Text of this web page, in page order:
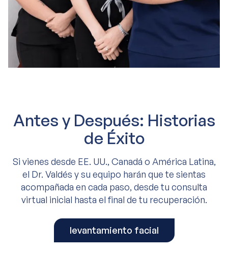
Antes y Después: Historias
de Éxito
Si vienes desde EE. UU., Canadá o América Latina,
el Dr. Valdés y su equipo harán que te sientas
acompañada en cada paso, desde tu consulta
virtual inicial hasta el final de tu recuperación.
levantamiento facial